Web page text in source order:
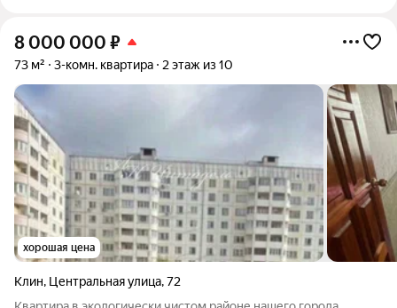
8 000 000 ₽
73 м² 3-комн. квартира 2 этаж из 10
хорошая цена
Клин, Центральная улица,72